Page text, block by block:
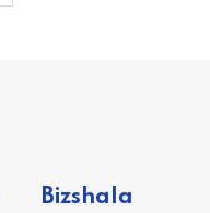
Bizshala